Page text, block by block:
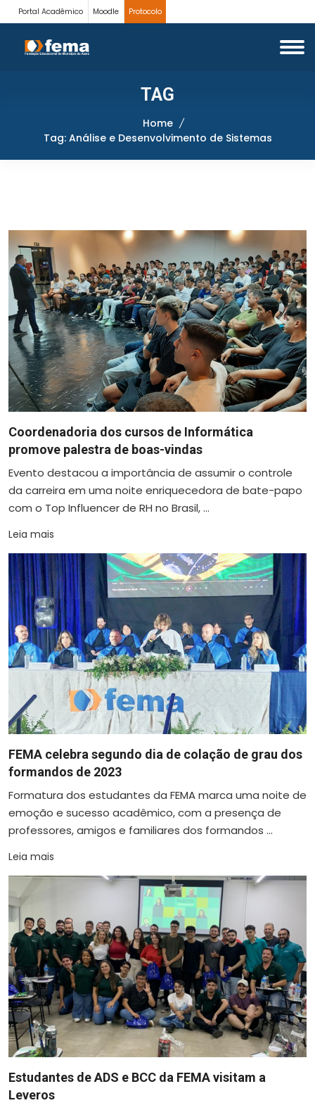
Portal Acadêmico Moodle Protocolo
TAG
Home
Tag: Análise e Desenvolvimento de Sistemas
Coordenadoria dos cursos de Informática
promove palestra de boas-vindas
Evento destacou a importância de assumir o controle
da carreira em uma noite enriquecedora de bate-papo
com o Top Influencer de RH no Brasil, ...
Leia mais
FEMA celebra segundo dia de colação de grau dos
formandos de 2023
Formatura dos estudantes da FEMA marca uma noite de
emoção e sucesso acadêmico, com a presença de
professores, amigos e familiares dos formandos ...
Leia mais
Estudantes de ADS e BCC da FEMA visitam a
Leveros